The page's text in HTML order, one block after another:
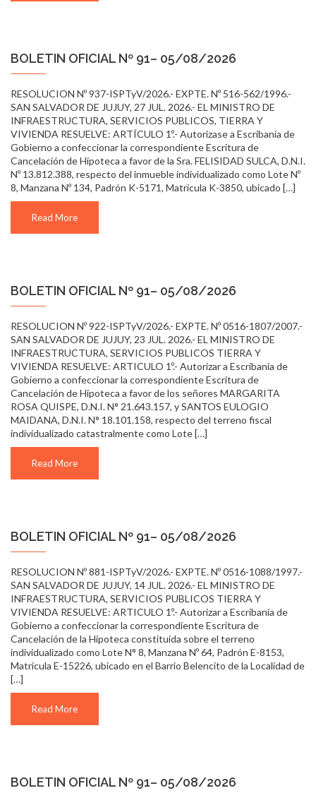
BOLETIN OFICIAL Nº 91– 05/08/2026
RESOLUCION Nº 937-ISPTyV/2026.- EXPTE. Nº 516-562/1996.-
SAN SALVADOR DE JUJUY, 27 JUL. 2026.- EL MINISTRO DE
INFRAESTRUCTURA, SERVICIOS PUBLICOS, TIERRA Y
VIVIENDA RESUELVE: ARTÍCULO 1º.- Autorizase a Escribanía de
Gobierno a confeccionar la correspondiente Escritura de
Cancelación de Hipoteca a favor de la Sra. FELISIDAD SULCA, D.N.I.
Nº 13.812.388, respecto del inmueble individualizado como Lote Nº
8, Manzana Nº 134, Padrón K-5171, Matricula K-3850, ubicado […]
Read More
BOLETIN OFICIAL Nº 91– 05/08/2026
RESOLUCION Nº 922-ISPTyV/2026.- EXPTE. Nº 0516-1807/2007.-
SAN SALVADOR DE JUJUY, 23 JUL. 2026.- EL MINISTRO DE
INFRAESTRUCTURA, SERVICIOS PUBLICOS TIERRA Y
VIVIENDA RESUELVE: ARTICULO 1º.- Autorizar a Escribanía de
Gobierno a confeccionar la correspondiente Escritura de
Cancelación de Hipoteca a favor de los señores MARGARITA
ROSA QUISPE, D.N.I. N° 21.643.157, y SANTOS EULOGIO
MAIDANA, D.N.I. N° 18.101.158, respecto del terreno fiscal
individualizado catastralmente como Lote […]
Read More
BOLETIN OFICIAL Nº 91– 05/08/2026
RESOLUCION Nº 881-ISPTyV/2026.- EXPTE. Nº 0516-1088/1997.-
SAN SALVADOR DE JUJUY, 14 JUL. 2026.- EL MINISTRO DE
INFRAESTRUCTURA, SERVICIOS PUBLICOS TIERRA Y
VIVIENDA RESUELVE: ARTICULO 1º.- Autorizar a Escribanía de
Gobierno a confeccionar la correspondiente Escritura de
Cancelación de la Hipoteca constituida sobre el terreno
individualizado como Lote N° 8, Manzana Nº 64, Padrón E-8153,
Matrícula E-15226, ubicado en el Barrio Belencito de la Localidad de
[…]
Read More
BOLETIN OFICIAL Nº 91– 05/08/2026